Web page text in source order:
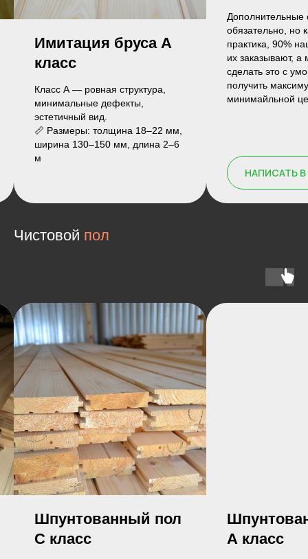
Дополнительные опции — это не
практика, 90% наших клиентов
их заказывают, а мы помогаем
сделать это с умом, чтобы
получить максимум по
минимайльной цене!
класс
Класс А —
количество
Чистовой пол
Шпунтованный пол
А класс
Линолеум
Финишное